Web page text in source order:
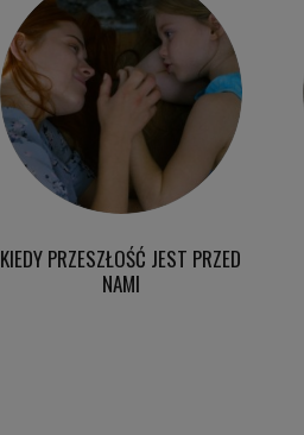
KIEDY PRZESZŁOŚĆ JEST PRZED
NAMI